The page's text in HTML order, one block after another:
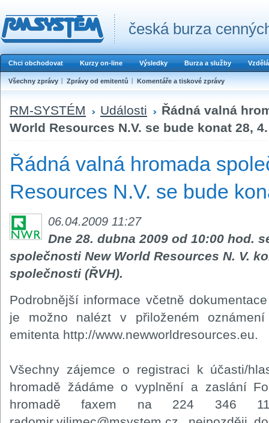
česká burza
Chci obchodovat Kurzy on-line Výsledky Burza a služby
Všechny zprávy Zprávy od emitentů Komentáře a tiskové zprávy
RM-SYSTÉM Události
Řádná valná
World Resources N.V. se bude konat 28,
Řádná valná hromada
Resources N.V. se bude
06.04.2009 11:27
Dne 28. dubna 2009 od 10:00 hod.
společnosti New World Resources N. V.
společnosti (ŘVH).
Podrobnější informace včetně
je možno nalézt v přiloženém
emitenta http://www.newworldresources.eu.
Všechny zájemce o registraci k účasti/
hromadě žádáme o vyplnění a zaslání
hromadě faxem na 224 346